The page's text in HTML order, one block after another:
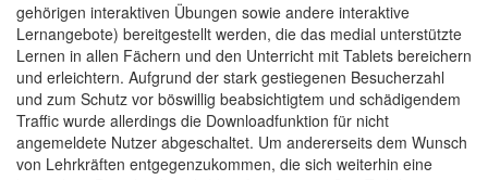
gehörigen interaktiven Übungen sowie andere interaktive
Lernangebote) bereitgestellt werden, die das medial unterstützte
Lernen in allen Fächern und den Unterricht mit Tablets bereichern
und erleichtern. Aufgrund der stark gestiegenen Besucherzahl
und zum Schutz vor böswillig beabsichtigtem und schädigendem
Traffic wurde allerdings die Downloadfunktion für nicht
angemeldete Nutzer abgeschaltet. Um andererseits dem Wunsch
von Lehrkräften entgegenzukommen, die sich weiterhin eine